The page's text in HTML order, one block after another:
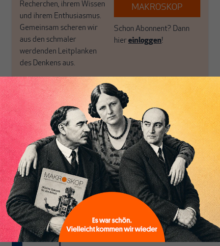
Recherchen, ihrem Wissen
und ihrem Enthusiasmus.
Gemeinsam scheren wir
aus den schmaler
werdenden Leitplanken
des Denkens aus.
MAKROSKOP
Schon Abonnent? Dann
hiereinloggen!
Heiner Flassbeckist Mitbegründer von MAKROSKOP.Er war
Honorarprofessor an der Universität Hamburg, Chef-Volkswirt der
UNCTAD und Staatssekretär im BMF. Seine Hauptarbeitsgebiete sind
die Globalisierung, die Theorie der wirtschaftlichen Entwicklung sowie
Geld- und Währungstheorie.